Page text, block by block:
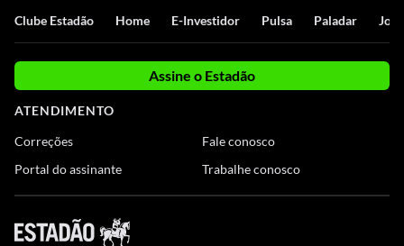
Clube Estadão Home E-Investidor Pulsa Paladar
Assine o Estadão
ATENDIMENTO
Correções
Portal do assinante
Fale conosco
Trabalhe conosco